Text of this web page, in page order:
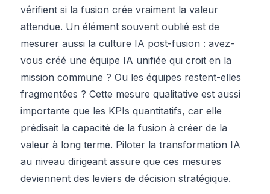
vérifient si la fusion crée vraiment la valeur
attendue. Un élément souvent oublié est de
mesurer aussi la culture IA post-fusion : avez-
vous créé une équipe IA unifiée qui croit en la
mission commune ? Ou les équipes restent-elles
fragmentées ? Cette mesure qualitative est aussi
importante que les KPIs quantitatifs, car elle
prédisait la capacité de la fusion à créer de la
valeur à long terme. Piloter la transformation IA
au niveau dirigeant assure que ces mesures
deviennent des leviers de décision stratégique.